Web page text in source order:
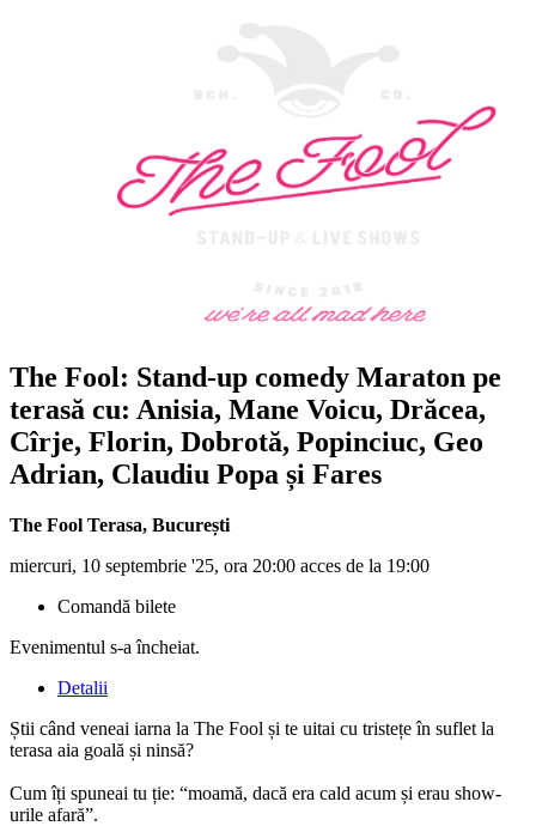
The Fool: Stand-up comedy Maraton pe
terasă cu: Anisia, Mane Voicu, Drăcea,
Cîrje, Florin, Dobrotă, Popinciuc, Geo
Adrian, Claudiu Popa și Fares
The Fool Terasa, București
miercuri, 10 septembrie '25, ora 20:00 acces de la 19:00
Comandă bilete
Evenimentul s-a încheiat.
Detalii
Știi când veneai iarna la The Fool și te uitai cu tristețe în suflet la
terasa aia goală și ninsă?
Cum îți spuneai tu ție: “moamă, dacă era cald acum și erau show-
urile afară”.